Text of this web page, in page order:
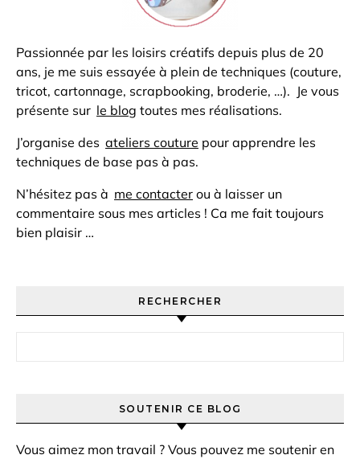
Passionnée par les loisirs créatifs depuis plus de 20
ans, je me suis essayée à plein de techniques (couture,
tricot, cartonnage, scrapbooking, broderie, …). Je vous
présente sur le blog toutes mes réalisations.
J’organise des ateliers couture pour apprendre les
techniques de base pas à pas.
N’hésitez pas à me contacter ou à laisser un
commentaire sous mes articles ! Ca me fait toujours
bien plaisir …
RECHERCHER
SOUTENIR CE BLOG
Vous aimez mon travail ? Vous pouvez me soutenir en